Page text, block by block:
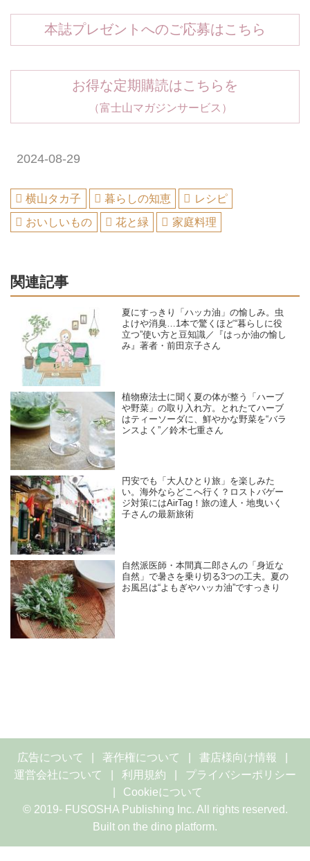
本誌プレゼントへのご応募はこちら
お得な定期購読はこちらを
（富士山マガジンサービス）
2024-08-29
横山タカ子 暮らしの知恵
レシピ
おいしいもの
花と緑 家庭料理
関連記事
夏にすっきり「ハッカ油」の愉しみ。虫
よけや消臭…1本で驚くほど“暮らしに役
立つ”使い方と豆知識／『はっか油の愉し
み』著者・前田京子さん
植物療法士に聞く夏の体が整う「ハーブ
や野菜」の取り入れ方。とれたてハーブ
はティーソーダに、鮮やかな野菜を“バラ
ンスよく”／鈴木七重さん
円安でも「大人ひとり旅」を楽しみた
い。海外ならどこへ行く？ロストバゲー
ジ対策にはAirTag！旅の達人・地曳いく
子さんの最新旅術
自然派医師・本間真二郎さんの「身近な
自然」で暑さを乗り切る3つの工夫。夏の
お風呂は“よもぎやハッカ油”ですっきり
広告について 著作権について
書店様向け情報
運営会社について
利用規約
プライバシーポリシー
Cookieについて
© 2019- FUSOSHA Publishing Inc. All rights reserved.
Built on the dino platform.